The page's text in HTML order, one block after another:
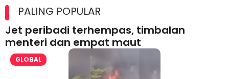
lesen separuh pertama 2026
PALING POPULAR
Jet peribadi terhempas, timbalan
menteri dan empat maut
GLOBAL